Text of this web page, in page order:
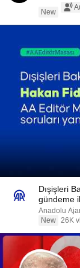
New
Dışişleri
gündeme
Anadolu
New 26K